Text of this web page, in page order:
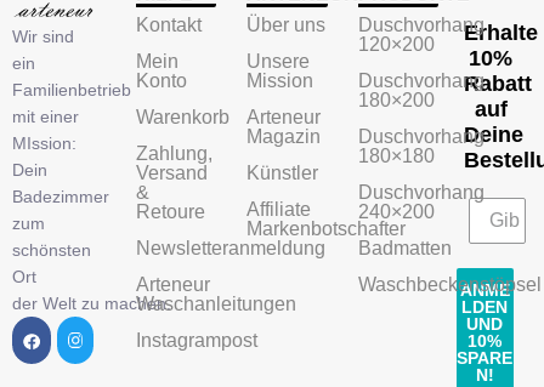
Wir sind
ein
Familienbetrieb
mit einer
MIssion:
Dein
Badezimmer
zum
schönsten
Ort
der Welt zu machen.
Kontakt
Mein
Konto
Warenkorb
Zahlung,
Versand
&
Retoure
Newsletteranmeldung
Arteneur
Waschanleitungen
Instagrampost
Über uns
Unsere
Mission
Arteneur
Magazin
Künstler
Affiliate
Markenbotschafter
Duschvorhang
120×200
Duschvorhang
180×200
Duschvorhang
180×180
Duschvorhang
240×200
Badmatten
Waschbeckenstöpsel
Erhalte
10%
Rabatt
auf
Deine
ANME
LDEN
UND
10%
SPARE
N!